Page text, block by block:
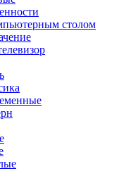
столом